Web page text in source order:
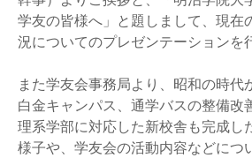
学友の皆様へ」と題しまして、現在
況についてのプレゼンテーションを
また学友会事務局より、昭和の時代
白金キャンパス、通学バスの整備改
理系学部に対応した新校舎も完成し
様子や、学友会の活動内容などにつ